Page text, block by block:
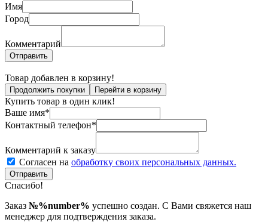
Имя
Город
Комментарий
Отправить
Товар добавлен в корзину!
Продолжить покупки Перейти в корзину
Купить товар в один клик!
Ваше имя*
Контактный телефон*
Комментарий к заказу
Согласен на обработку своих персональных данных.
Отправить
Спасибо!
Заказ №%number% успешно создан. С Вами свяжется наш
менеджер для подтверждения заказа.